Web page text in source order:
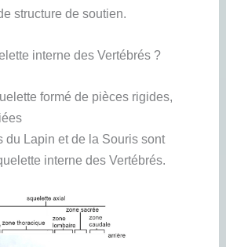
structure de soutien.
interne des Vertébrés ?
formé de pièces rigides,
du Lapin et de la Souris sont
interne des Vertébrés.